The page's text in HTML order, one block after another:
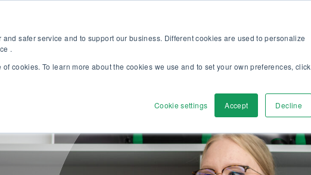
safer service and to support our business. Different cookies are used to personalize
.
cookies. To learn more about the cookies we use and to set your own preferences, click
Cookie settings Accept Decline
Dienstleistungen Discover